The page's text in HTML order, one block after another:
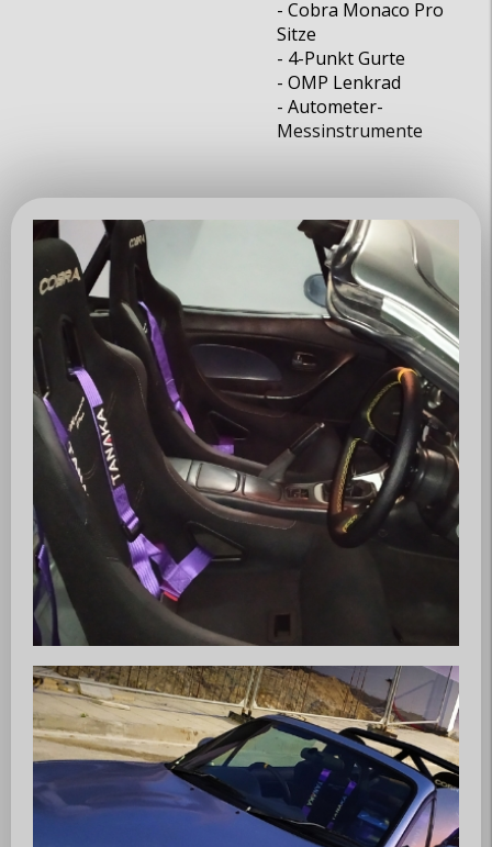
- Cobra Monaco Pro
Sitze
- 4-Punkt Gurte
- OMP Lenkrad
- Autometer-
Messinstrumente
www.mx5-club-zuerisee.ch
info@mx5-club-zuerisee.ch
Über uns
Club
Vorstand
Mitglieder
News / Events
News
Events
Jahresprogramm
Kontakt
Mitteilung
Impressum
Datenschutz
AGB
Partner